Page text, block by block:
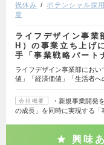
祝休み
ポテンシャル採
度
ライフデザイン事業
H）の事業立ち上げ
手「事業戦略パート
ライフデザイン事業部にお
値」「経済価値」「生活者へ
会社概要
・新規事業開発
の成長」を同時に実現する
興味